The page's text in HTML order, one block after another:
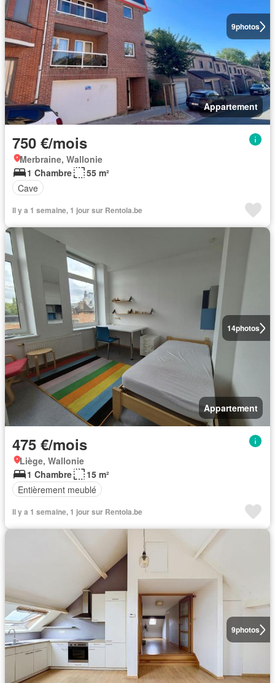
9photos
Appartement
750 €/mois
Merbraine, Wallonie
1 Chambre
55 m²
Cave
Il y a 1 semaine, 1 jour sur Rentola.be
14photos
Appartement
475 €/mois
Liège, Wallonie
1 Chambre
15 m²
Entièrement meublé
Il y a 1 semaine, 1 jour sur Rentola.be
9photos